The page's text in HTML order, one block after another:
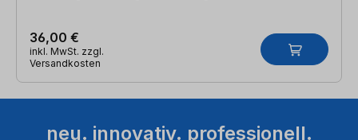
36,00 €
inkl. MwSt. zzgl.
Versandkosten
neu. innovativ. professionell.